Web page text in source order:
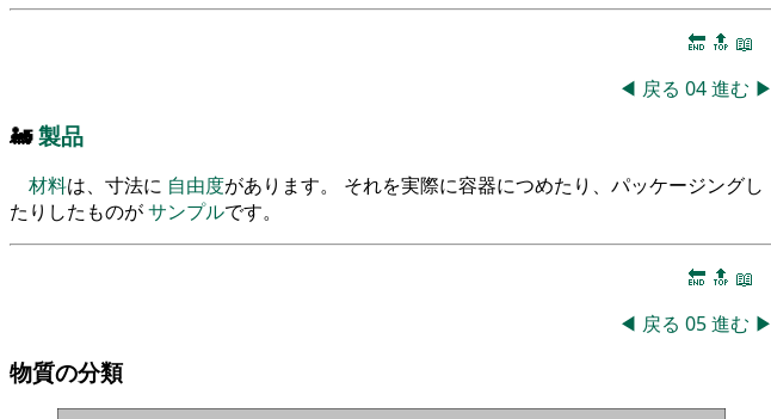
🔚 🔝 📖
◀ 戻る 04進む ▶
🚂製品
材料は、寸法に 自由度があります。 それを実際に容器につめたり、パッケージングし
たりしたものがサンプルです。
🔚 🔝 📖
◀ 戻る 05進む ▶
物質の分類